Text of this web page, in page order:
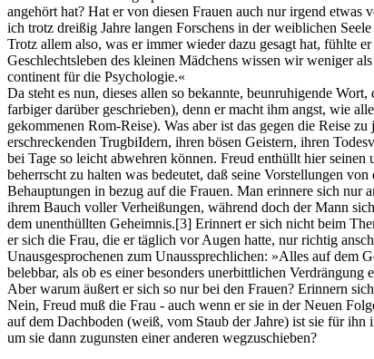
angehört hat? Hat er von diesen Frauen auch nur irgend etwas
ich trotz dreißig Jahre langen Forschens in der weiblichen
Trotz allem also, was er immer wieder dazu gesagt hat, fühlte
Geschlechtsleben des kleinen Mädchens wissen wir weniger
continent für die Psychologie.«
Da steht es nun, dieses allen so bekannte, beunruhigende
farbiger darüber geschrieben), denn er macht ihm angst, wie
gekommenen Rom-Reise). Was aber ist das gegen die Reise
erschreckenden TrugbiIdern, ihren bösen Geistern, ihren
bei Tage so leicht abwehren können. Freud enthüllt hier
beherrscht zu halten was bedeutet, daß seine Vorstellungen
Behauptungen in bezug auf die Frauen. Man erinnere sich nur
ihrem Bauch voller Verheißungen, während doch der Mann
dem unenthüllten Geheimnis.[3] Erinnert er sich nicht beim
er sich die Frau, die er täglich vor Augen hatte, nur richtig
Unausgesprochenen zum Unaussprechlichen: »Alles auf dem
belebbar, als ob es einer besonders unerbittlichen Verdrängung
Aber warum äußert er sich so nur bei den Frauen? Erinnern
Nein, Freud muß die Frau - auch wenn er sie in der Neuen
auf dem Dachboden (weiß, vom Staub der Jahre) ist sie für ihn
um sie dann zugunsten einer anderen wegzuschieben?